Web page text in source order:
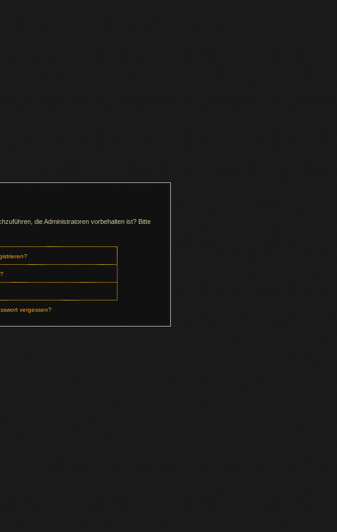
die Administratoren vorbehalten ist? Bitte
vergessen?